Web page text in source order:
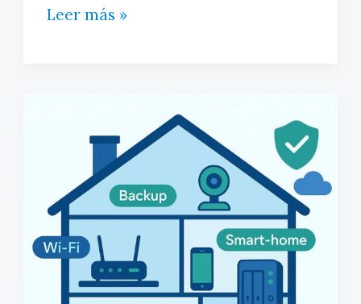
Auditar
pyme:
guía
práctica,
checklist
Leer más »